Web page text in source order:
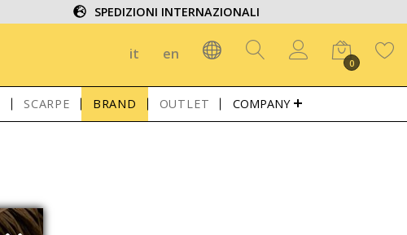
SPEDIZIONI INTERNAZIONALI
it en
0
SCARPE BRAND OUTLET COMPANY